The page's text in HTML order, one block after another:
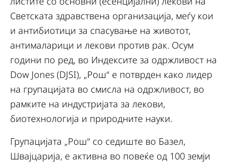
Светската здравствена организација, меѓу кои
и антибиотици за спасување на животот,
антималарици и лекови против рак. Осум
години по ред, во Индексите за одржливост на
Dow Jones (DJSI), „Рош“ е потврден како лидер
на групацијата во смисла на одржливост, во
рамките на индустријата за лекови,
биотехнологија и природните науки.
Групацијата „Рош“ со седиште во Базел,
Швајцарија, е активна во повеќе од 100 земји